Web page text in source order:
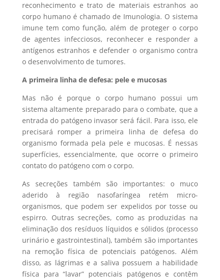
reconhecimento e trato de materiais estranhos ao
corpo humano é chamado de Imunologia. O sistema
imune tem como função, além de proteger o corpo
de agentes infecciosos, reconhecer e responder a
antígenos estranhos e defender o organismo contra
o desenvolvimento de tumores.
A primeira linha de defesa: pele e mucosas
Mas não é porque o corpo humano possui um
sistema altamente preparado para o combate, que a
entrada do patógeno invasor será fácil. Para isso, ele
precisará romper a primeira linha de defesa do
organismo formada pela pele e mucosas. É nessas
superfícies, essencialmente, que ocorre o primeiro
contato do patógeno com o corpo.
As secreções também são importantes: o muco
aderido à região nasofaríngea retém micro-
organismos, que podem ser expelidos por tosse ou
espirro. Outras secreções, como as produzidas na
eliminação dos resíduos líquidos e sólidos (processo
urinário e gastrointestinal), também são importantes
na remoção física de potenciais patógenos. Além
disso, as lágrimas e a saliva possuem a habilidade
física para “lavar” potenciais patógenos e contêm